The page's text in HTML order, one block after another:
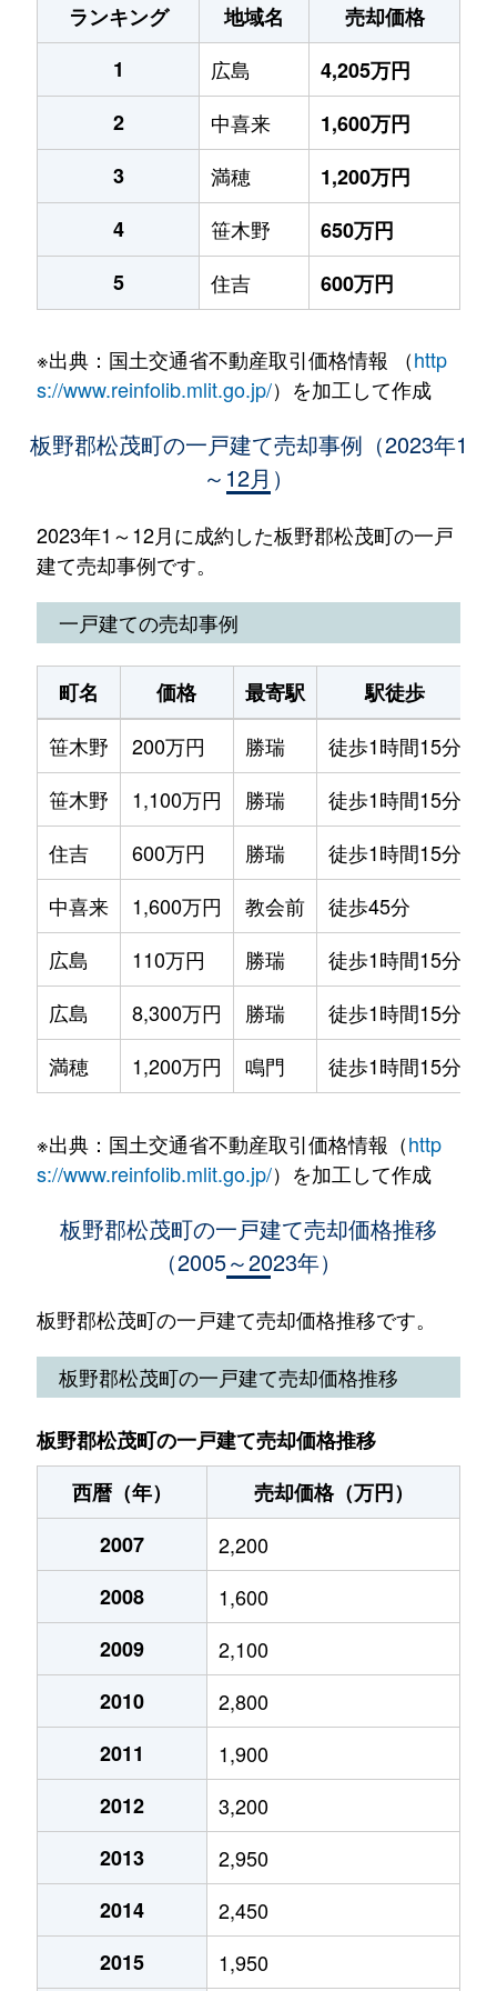
ランキング
地域名
売却価格
1
広島
4,205万円
2
中喜来
1,600万円
3
満穂
1,200万円
4
笹木野
650万円
5
住吉 600万円
※出典：国土交通省不動産取引価格情報 （http
s://www.reinfolib.mlit.go.jp/）を加工して作成
板野郡松茂町の一戸建て売却事例（2023年1
～12月）
2023年1～12月に成約した板野郡松茂町の一戸
建て売却事例です。
一戸建ての売却事例
町名 価格 最寄駅 駅徒歩
笹木野
200万円 勝瑞 徒歩1時間15分
笹木野
1,100万円 勝瑞 徒歩1時間15分
住吉
600万円 勝瑞 徒歩1時間15分
中喜来
1,600万円 教会前 徒歩45分
広島
110万円 勝瑞 徒歩1時間15分
広島
8,300万円 勝瑞 徒歩1時間15分
満穂
1,200万円 鳴門 徒歩1時間15分
※出典：国土交通省不動産取引価格情報（http
s://www.reinfolib.mlit.go.jp/）を加工して作成
板野郡松茂町の一戸建て売却価格推移
（2005～2023年）
板野郡松茂町の一戸建て売却価格推移です。
板野郡松茂町の一戸建て売却価格推移
板野郡松茂町の一戸建て売却価格推移
西暦（年）
売却価格（万円）
2007
2,200
2008
1,600
2009
2,100
2010
2,800
2011
1,900
2012
3,200
2013
2,950
2014
2,450
2015
1,950